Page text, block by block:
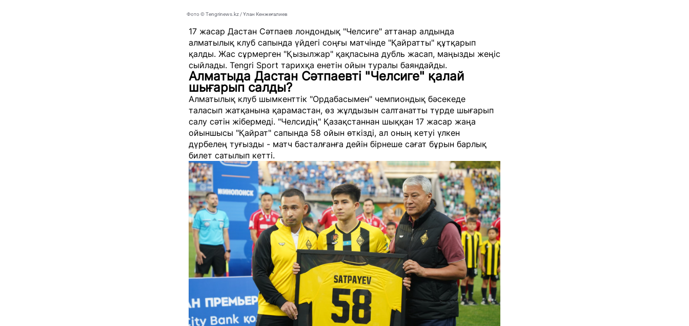
Фото © Tengrinews.kz / Ұлан Кенжеғалиев
17 жасар Дастан Сәтпаев лондондық "Челсиге" аттанар алдында
алматылық клуб сапында үйдегі соңғы матчінде "Қайратты" құтқарып
қалды. Жас сұрмерген "Қызылжар" қақпасына дубль жасап, маңызды жеңіс
сыйлады. Tengri Sport тарихқа енетін ойын туралы баяндайды.
Алматыда Дастан Сәтпаевті "Челсиге" қалай
шығарып салды?
Алматылық клуб шымкенттік "Ордабасымен" чемпиондық бәсекеде
таласып жатқанына қарамастан, өз жұлдызын салтанатты түрде шығарып
салу сәтін жібермеді. "Челсидің" Қазақстаннан шыққан 17 жасар жаңа
ойыншысы "Қайрат" сапында 58 ойын өткізді, ал оның кетуі үлкен
дүрбелең туғызды - матч басталғанға дейін бірнеше сағат бұрын барлық
билет сатылып кетті.